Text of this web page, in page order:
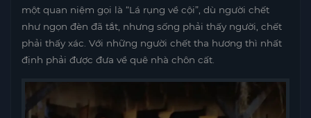
một quan niệm gọi là “Lá rụng về cội”, dù người chết
như ngọn đèn đã tắt, nhưng sống phải thấy người, chết
phải thấy xác. Với những người chết tha hương thì nhất
định phải được đưa về quê nhà chôn cất.